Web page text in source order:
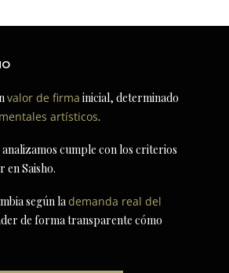
valor de firma inicial, determinado
artísticos.
analizamos cumple con los criterios
en Saisho.
según lademanda real del
de forma transparente cómo